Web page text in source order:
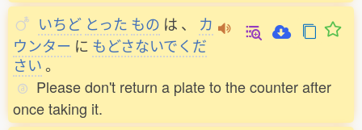
いちど とった もの は 、
カ
ウンター に もどさないでくだ
さい。
Please don't return a plate to the counter after
once taking it.